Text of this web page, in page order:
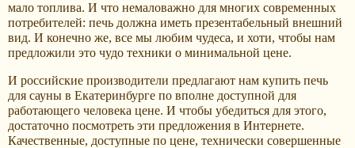
мало топлива. И что немаловажно для многих современных
потребителей: печь должна иметь презентабельный внешний
вид. И конечно же, все мы любим чудеса, и хоти, чтобы нам
предложили это чудо техники о минимальной цене.
И российские производители предлагают нам купить печь
для сауны в Екатеринбурге по вполне доступной для
работающего человека цене. И чтобы убедиться для этого,
достаточно посмотреть эти предложения в Интернете.
Качественные, доступные по цене, технически совершенные